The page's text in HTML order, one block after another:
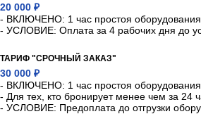
20 000 ₽
- ВКЛЮЧЕНО: 1 час простоя оборудования
- УСЛОВИЕ: Оплата за 4 рабочих дня до
ТАРИФ "СРОЧНЫЙ ЗАКАЗ"
30 000 ₽
- ВКЛЮЧЕНО: 1 час простоя оборудования
- Для тех, кто бронирует менее чем за 24
- УСЛОВИЕ: Предоплата до отгрузки